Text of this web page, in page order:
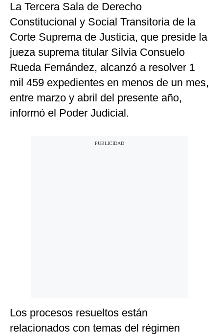
La Tercera Sala de Derecho
Constitucional y Social Transitoria de la
Corte Suprema de Justicia, que preside la
jueza suprema titular Silvia Consuelo
Rueda Fernández, alcanzó a resolver 1
mil 459 expedientes en menos de un mes,
entre marzo y abril del presente año,
informó el Poder Judicial.
Los procesos resueltos están
relacionados con temas del régimen